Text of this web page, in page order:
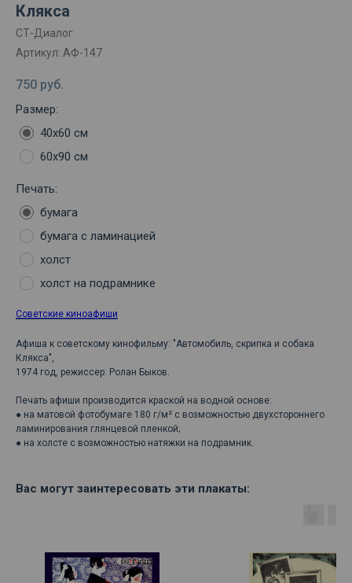
Клякса
СТ-Диалог
Артикул: АФ-147
750 руб.
Размер:
40х60 см
60х90 см
Печать:
бумага
бумага с ламинацией
холст
холст на подрамнике
Советские киноафиши
Афиша к советскому кинофильму: "Автомобиль, скрипка и собака
Клякса",
1974 год, режиссер: Ролан Быков.
Печать афиши производится краской на водной основе:
● на матовой фотобумаге 180 г/м² с возможностью двухстороннего
ламинирования глянцевой пленкой;
● на холсте с возможностью натяжки на подрамник.
Вас могут заинтересовать эти плакаты: